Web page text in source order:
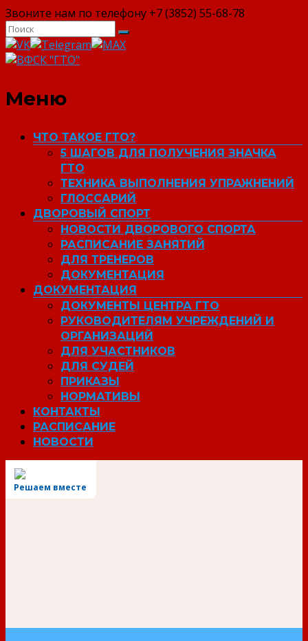
Звоните нам по телефону +7 (3852) 55-68-78
ВФСК "ГТО"
Меню
ЧТО ТАКОЕ ГТО?
5 ШАГОВ ДЛЯ ПОЛУЧЕНИЯ ЗНАЧКА
ГТО
ТЕХНИКА ВЫПОЛНЕНИЯ УПРАЖНЕНИЙ
ГЛОССАРИЙ
ДВОРОВЫЙ СПОРТ
НОВОСТИ ДВОРОВОГО СПОРТА
РАСПИСАНИЕ ЗАНЯТИЙ
ДЛЯ ТРЕНЕРОВ
ДОКУМЕНТАЦИЯ
ДОКУМЕНТАЦИЯ
ДОКУМЕНТЫ ЦЕНТРА ГТО
РУКОВОДИТЕЛЯМ УЧРЕЖДЕНИЙ И
ОРГАНИЗАЦИЙ
ДЛЯ УЧАСТНИКОВ
ДЛЯ СУДЕЙ
ПРИКАЗЫ
НОРМАТИВЫ
КОНТАКТЫ
РАСПИСАНИЕ
НОВОСТИ
Решаем вместе